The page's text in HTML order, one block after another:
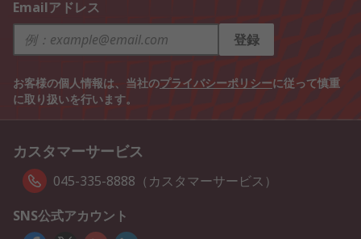
Emailアドレス
登録
お客様の個人情報は、当社のプライバシーポリシーに従って慎重
に取り扱いを行います。
カスタマーサービス
045-335-8888（カスタマーサービス）
SNS公式アカウント